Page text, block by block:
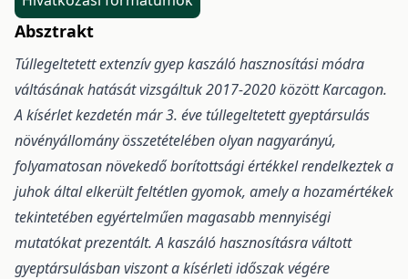
Absztrakt
Túllegeltetett extenzív gyep kaszáló hasznosítási módra
váltásának hatását vizsgáltuk 2017-2020 között Karcagon.
A kísérlet kezdetén már 3. éve túllegeltetett gyeptársulás
növényállomány összetételében olyan nagyarányú,
folyamatosan növekedő borítottsági értékkel rendelkeztek a
juhok által elkerült feltétlen gyomok, amely a hozamértékek
tekintetében egyértelműen magasabb mennyiségi
mutatókat prezentált. A kaszáló hasznosításra váltott
gyeptársulásban viszont a kísérleti időszak végére